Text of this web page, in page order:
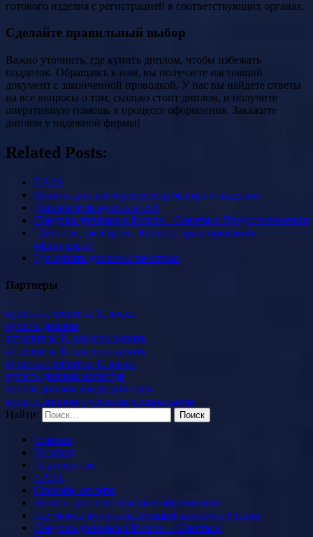
готового изделия с регистрацией в соответствующих органах.
Сделайте правильный выбор
Важно уточнить, где купить диплом, чтобы избежать
подделок. Обращаясь к нам, вы получаете настоящий
документ с законченной проводкой. У нас вы найдете ответы
на все вопросы о том, сколько стоит диплом, и получите
оперативную помощь в процессе оформления. Закажите
диплом у надежной фирмы!
Related Posts:
F.A.Q.
Купить диплом через реестр быстро и надежно
Диплом вуза купить в спб
Покупка диплома в России - Советы и Предостережения
`Диплом с реестром - Купить гарантированно,
официально`
Где купить диплом с реестром
Партнеры
купить аттестат за 11 класс
купить диплом
аттестат за 11 классов купить
аттестат за 11 классов купить
купить аттестат за 11 класс
купить диплом магистра
куплю диплом кандидата наук
купить диплом о среднем специальном
Найти:
Главная
На заказ
Партнерство
F.A.Q.
Способы оплаты
Купить диплом о высшем образовании
Где можно купить настоящий диплом в России
Покупка диплома в России – Советы и